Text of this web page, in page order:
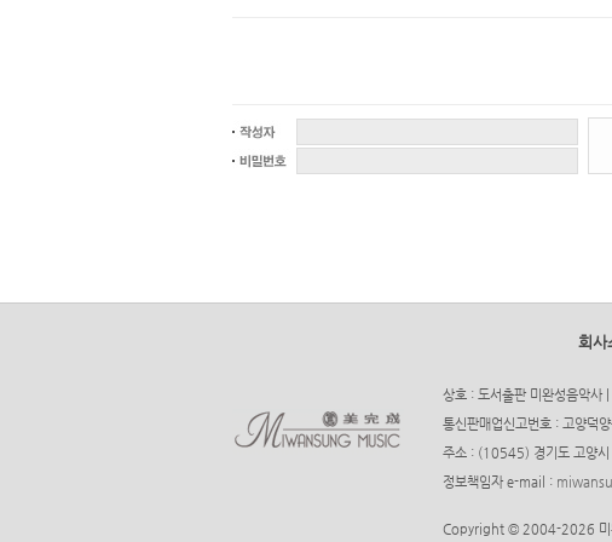
회사
상호 : 도서출판 미완성음악
통신판매업신고번호 : 고양
주소 : (10545) 경기도 고양
정보책임자 e-mail :
Copyright © 2004-2026 미